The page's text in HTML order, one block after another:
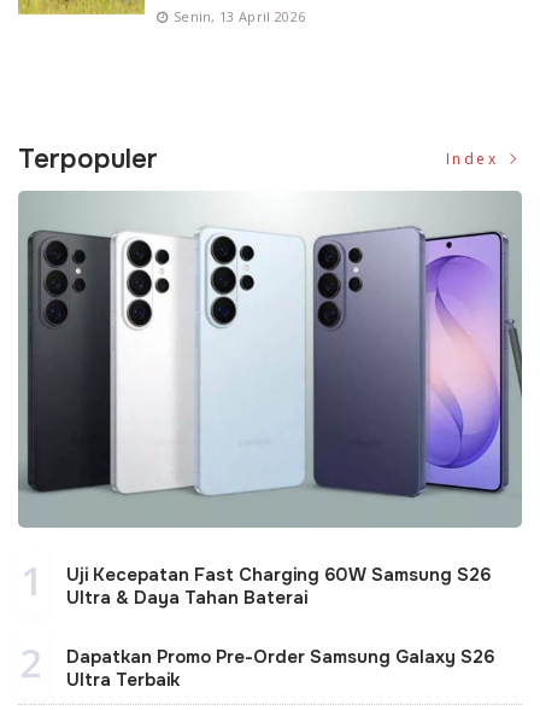
Senin, 13 April 2026
Terpopuler Index
1
Uji Kecepatan Fast Charging 60W Samsung S26
Ultra & Daya Tahan Baterai
2
Dapatkan Promo Pre-Order Samsung Galaxy S26
Ultra Terbaik